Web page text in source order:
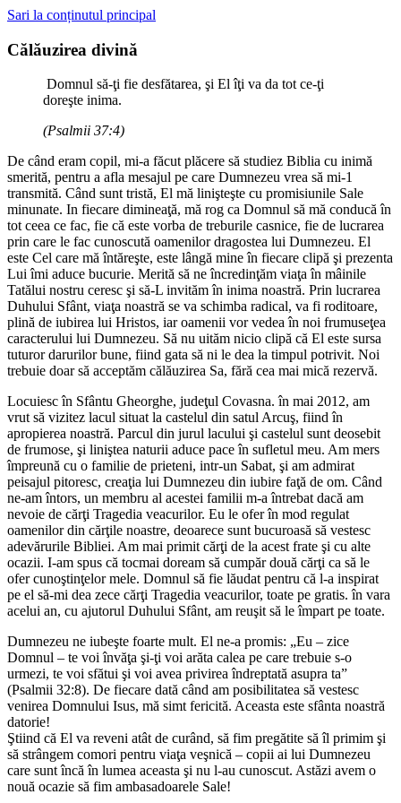
Sari la conținutul principal
Călăuzirea divină
Domnul să-ţi fie desfătarea, şi El îţi va da tot ce-ţi
doreşte inima.
(Psalmii 37:4)
De când eram copil, mi-a făcut plăcere să studiez Biblia cu inimă
smerită, pentru a afla mesajul pe care Dumnezeu vrea să mi-1
transmită. Când sunt tristă, El mă linişteşte cu promisiunile Sale
minunate. In fiecare dimineaţă, mă rog ca Domnul să mă conducă în
tot ceea ce fac, fie că este vorba de treburile casnice, fie de lucrarea
prin care le fac cunoscută oamenilor dragostea lui Dumnezeu. El
este Cel care mă întăreşte, este lângă mine în fiecare clipă şi prezenta
Lui îmi aduce bucurie. Merită să ne încredinţăm viaţa în mâinile
Tatălui nostru ceresc şi să-L invităm în inima noastră. Prin lucrarea
Duhului Sfânt, viaţa noastră se va schimba radical, va fi roditoare,
plină de iubirea lui Hristos, iar oamenii vor vedea în noi frumuseţea
caracterului lui Dumnezeu. Să nu uităm nicio clipă că El este sursa
tuturor darurilor bune, fiind gata să ni le dea la timpul potrivit. Noi
trebuie doar să acceptăm călăuzirea Sa, fără cea mai mică rezervă.
Locuiesc în Sfântu Gheorghe, judeţul Covasna. în mai 2012, am
vrut să vizitez lacul situat la castelul din satul Arcuş, fiind în
apropierea noastră. Parcul din jurul lacului şi castelul sunt deosebit
de frumose, şi liniştea naturii aduce pace în sufletul meu. Am mers
împreună cu o familie de prieteni, intr-un Sabat, şi am admirat
peisajul pitoresc, creaţia lui Dumnezeu din iubire faţă de om. Când
ne-am întors, un membru al acestei familii m-a întrebat dacă am
nevoie de cărţi Tragedia veacurilor. Eu le ofer în mod regulat
oamenilor din cărţile noastre, deoarece sunt bucuroasă să vestesc
adevărurile Bibliei. Am mai primit cărţi de la acest frate şi cu alte
ocazii. I-am spus că tocmai doream să cumpăr două cărţi ca să le
ofer cunoştinţelor mele. Domnul să fie lăudat pentru că l-a inspirat
pe el să-mi dea zece cărţi Tragedia veacurilor, toate pe gratis. în vara
acelui an, cu ajutorul Duhului Sfânt, am reuşit să le împart pe toate.
Dumnezeu ne iubeşte foarte mult. El ne-a promis: „Eu – zice
Domnul – te voi învăţa şi-ţi voi arăta calea pe care trebuie s-o
urmezi, te voi sfătui şi voi avea privirea îndreptată asupra ta”
(Psalmii 32:8). De fiecare dată când am posibilitatea să vestesc
venirea Domnului Isus, mă simt fericită. Aceasta este sfânta noastră
datorie!
Ştiind că El va reveni atât de curând, să fim pregătite să îl primim şi
să strângem comori pentru viaţa veşnică – copii ai lui Dumnezeu
care sunt încă în lumea aceasta şi nu l-au cunoscut. Astăzi avem o
nouă ocazie să fim ambasadoarele Sale!